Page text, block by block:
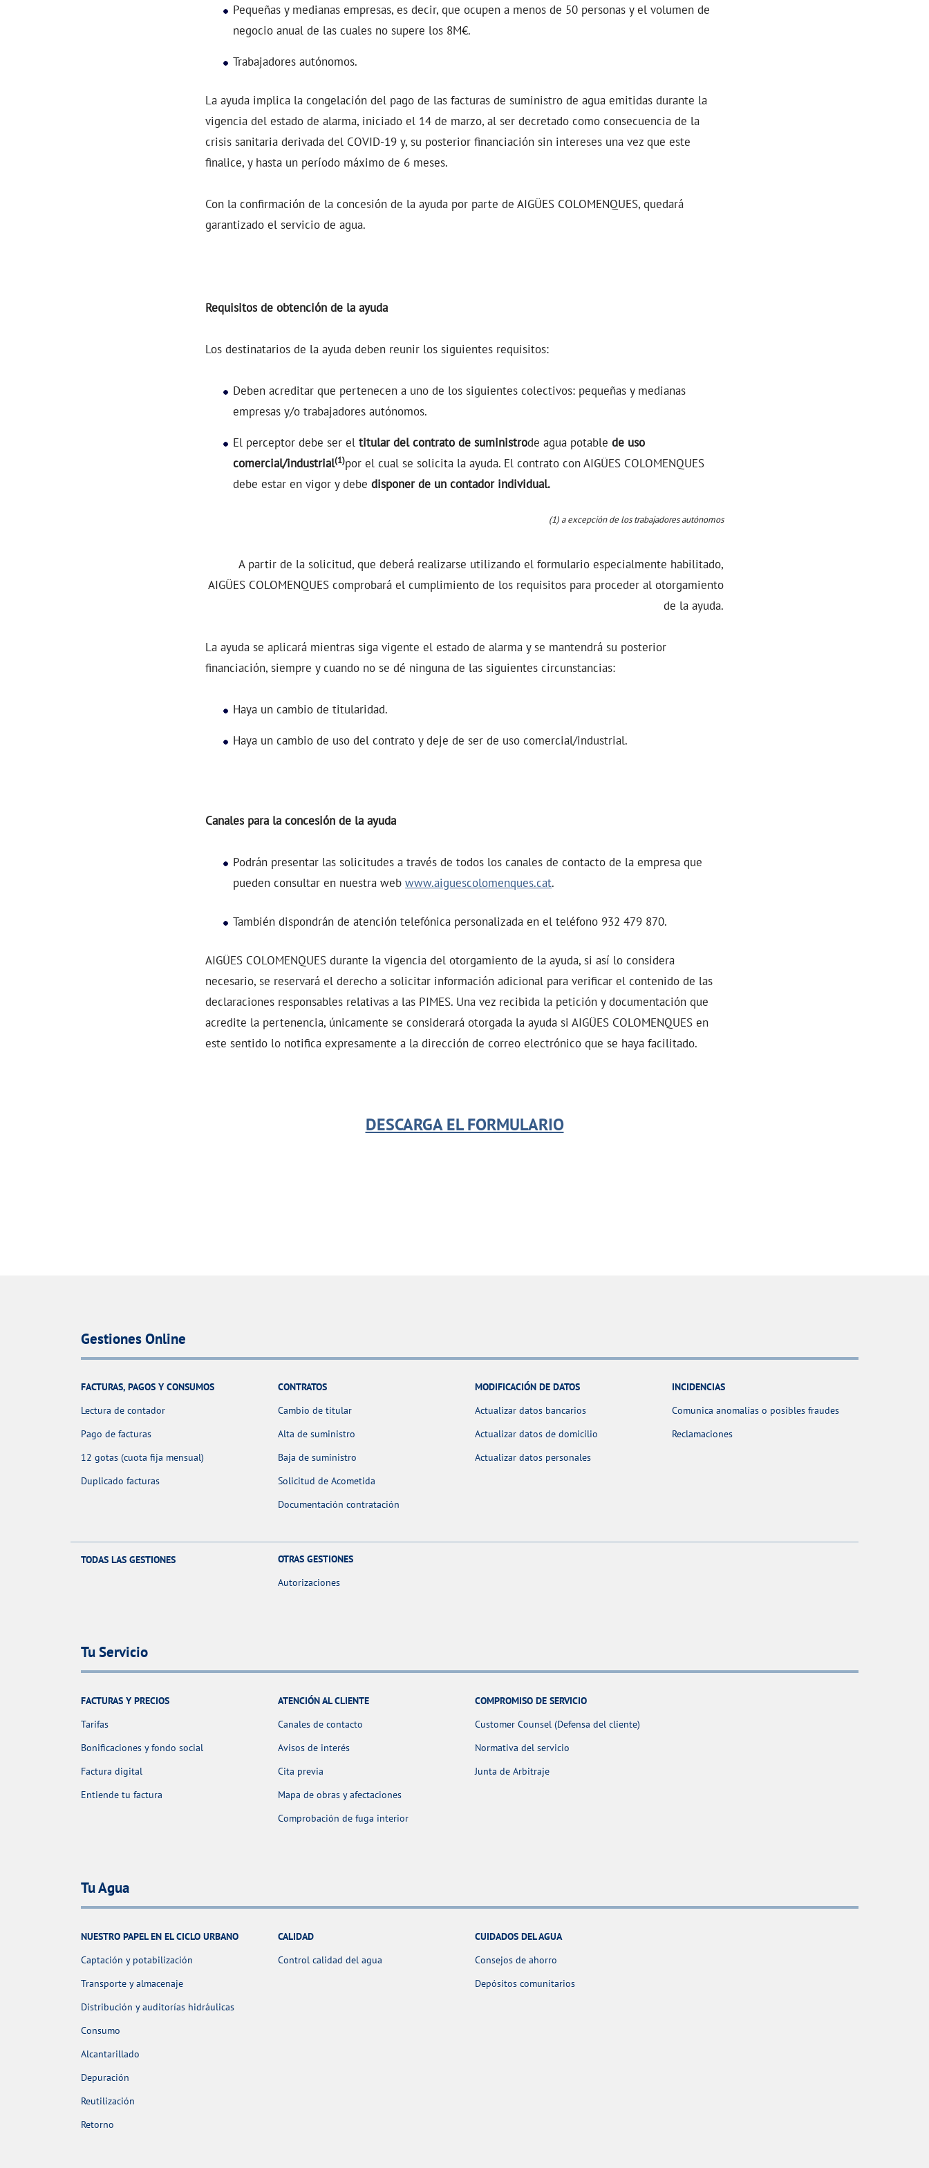
Pequeñas y medianas empresas, es decir, que ocupen a menos de 50 personas y el volumen de
negocio anual de las cuales no supere los 8M€.
Trabajadores autónomos.
La ayuda implica la congelación del pago de las facturas de suministro de agua emitidas durante la
vigencia del estado de alarma, iniciado el 14 de marzo, al ser decretado como consecuencia de la
crisis sanitaria derivada del COVID-19 y, su posterior financiación sin intereses una vez que este
finalice, y hasta un período máximo de 6 meses.
Con la confirmación de la concesión de la ayuda por parte de AIGÜES COLOMENQUES, quedará
garantizado el servicio de agua.
Requisitos de obtención de la ayuda
Los destinatarios de la ayuda deben reunir los siguientes requisitos:
Deben acreditar que pertenecen a uno de los siguientes colectivos: pequeñas y medianas
empresas y/o trabajadores autónomos.
El perceptor debe ser el titular del contrato de suministrode agua potable de uso
comercial/industrial(1)por el cual se solicita la ayuda. El contrato con AIGÜES COLOMENQUES
debe estar en vigor y debe disponer de un contador individual.
(1) a excepción de los trabajadores autónomos
A partir de la solicitud, que deberá realizarse utilizando el formulario especialmente habilitado,
AIGÜES COLOMENQUES comprobará el cumplimiento de los requisitos para proceder al otorgamiento
de la ayuda.
La ayuda se aplicará mientras siga vigente el estado de alarma y se mantendrá su posterior
financiación, siempre y cuando no se dé ninguna de las siguientes circunstancias:
Haya un cambio de titularidad.
Haya un cambio de uso del contrato y deje de ser de uso comercial/industrial.
Canales para la concesión de la ayuda
Podrán presentar las solicitudes a través de todos los canales de contacto de la empresa que
pueden consultar en nuestra web www.aiguescolomenques.cat.
También dispondrán de atención telefónica personalizada en el teléfono 932 479 870.
AIGÜES COLOMENQUES durante la vigencia del otorgamiento de la ayuda, si así lo considera
necesario, se reservará el derecho a solicitar información adicional para verificar el contenido de las
declaraciones responsables relativas a las PIMES. Una vez recibida la petición y documentación que
acredite la pertenencia, únicamente se considerará otorgada la ayuda si AIGÜES COLOMENQUES en
este sentido lo notifica expresamente a la dirección de correo electrónico que se haya facilitado.
DESCARGA EL FORMULARIO
Gestiones Online
FACTURAS, PAGOS Y CONSUMOS
Lectura de contador
Pago de facturas
12 gotas (cuota fija mensual)
Duplicado facturas
CONTRATOS
Cambio de titular
Alta de suministro
Baja de suministro
Solicitud de Acometida
Documentación contratación
MODIFICACIÓN DE DATOS
Actualizar datos bancarios
Actualizar datos de domicilio
Actualizar datos personales
INCIDENCIAS
Comunica anomalías o posibles fraudes
Reclamaciones
TODAS LAS GESTIONES
OTRAS GESTIONES
Autorizaciones
Tu Servicio
FACTURAS Y PRECIOS
Tarifas
Bonificaciones y fondo social
Factura digital
Entiende tu factura
ATENCIÓN AL CLIENTE
Canales de contacto
Avisos de interés
Cita previa
Mapa de obras y afectaciones
Comprobación de fuga interior
COMPROMISO DE SERVICIO
Customer Counsel (Defensa del cliente)
Normativa del servicio
Junta de Arbitraje
Tu Agua
NUESTRO PAPEL EN EL CICLO URBANO
Captación y potabilización
Transporte y almacenaje
Distribución y auditorías hidráulicas
Consumo
Alcantarillado
Depuración
Reutilización
Retorno
CALIDAD
Control calidad del agua
CUIDADOS DEL AGUA
Consejos de ahorro
Depósitos comunitarios